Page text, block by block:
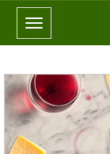
Toggle
navigation